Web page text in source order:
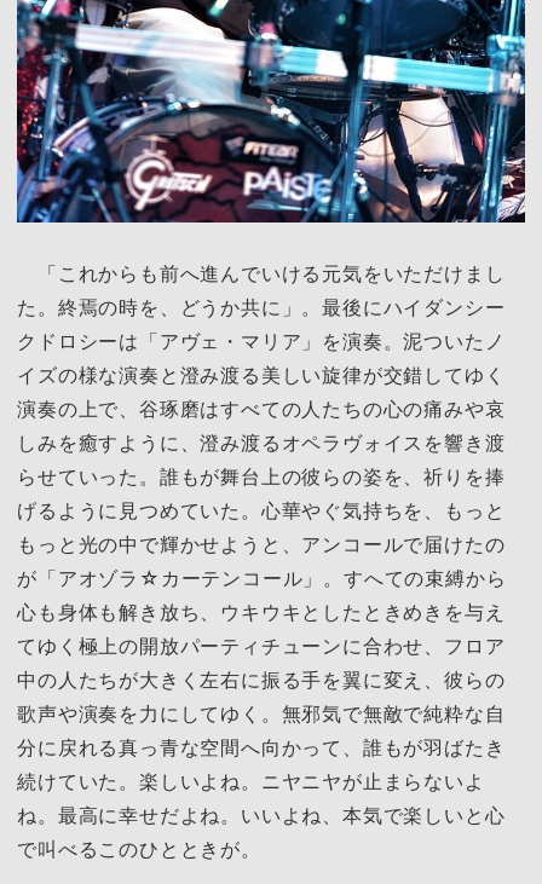
「これからも前へ進んでいける元気をいただけまし
た。終焉の時を、どうか共に」。最後にハイダンシー
クドロシーは「アヴェ・マリア」を演奏。泥ついたノ
イズの様な演奏と澄み渡る美しい旋律が交錯してゆく
演奏の上で、谷琢磨はすべての人たちの心の痛みや哀
しみを癒すように、澄み渡るオペラヴォイスを響き渡
らせていった。誰もが舞台上の彼らの姿を、祈りを捧
げるように見つめていた。心華やぐ気持ちを、もっと
もっと光の中で輝かせようと、アンコールで届けたの
が「アオゾラ☆カーテンコール」。すへての束縛から
心も身体も解き放ち、ウキウキとしたときめきを与え
てゆく極上の開放パーティチューンに合わせ、フロア
中の人たちが大きく左右に振る手を翼に変え、彼らの
歌声や演奏を力にしてゆく。無邪気で無敵で純粋な自
分に戻れる真っ青な空間へ向かって、誰もが羽ばたき
続けていた。楽しいよね。ニヤニヤが止まらないよ
ね。最高に幸せだよね。いいよね、本気で楽しいと心
で叫べるこのひとときが。